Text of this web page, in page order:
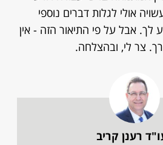
אולי לגלות דברים נוספי
לך. אבל על פי התיאור הזה - אין
צר לי, ובהצלחה.
רענן קריב